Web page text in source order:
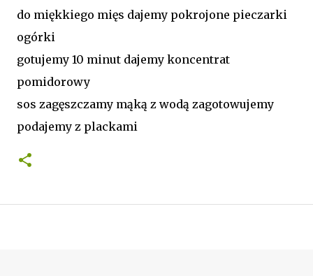
do miękkiego mięs dajemy pokrojone pieczarki
ogórki
gotujemy 10 minut dajemy koncentrat
pomidorowy
sos zagęszczamy mąką z wodą zagotowujemy
podajemy z plackami